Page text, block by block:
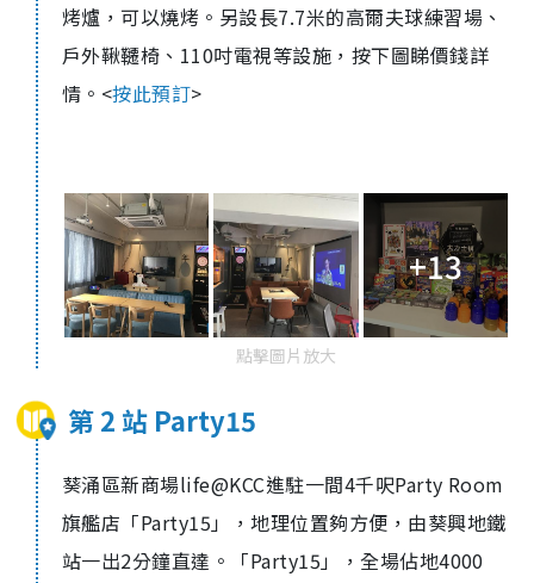
烤爐，可以燒烤。另設長7.7米的高爾夫球練習場、
戶外鞦韆椅、110吋電視等設施，按下圖睇價錢詳
情。<按此預訂>
+13
點擊圖片放大
第 2 站 Party15
葵涌區新商場life@KCC進駐一間4千呎Party Room
旗艦店「Party15」，地理位置夠方便，由葵興地鐵
站一出2分鐘直達。「Party15」，全場佔地4000